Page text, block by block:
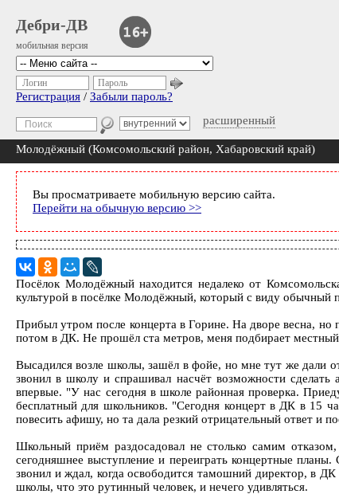
Дебри-ДВ
мобильная версия
расширенный
Логин Пароль
Регистрация / Забыли пароль?
Молодёжный (Комсомольский район, Хабаровский край)
Вы просматриваете мобильную версию сайта.
Перейти на обычную версию >>
Посёлок Молодёжный находится недалеко от
культурой в посёлке Молодёжный, который с виду
Прибыл утром после концерта в Горине. На дворе весна, но
потом в ДК. Не прошёл ста метров, меня подбирает местный
Высадился возле школы, зашёл в фойе, но мне тут же дали
звонил в школу и спрашивал насчёт возможности
впервые. "У нас сегодня в школе районная проверка.
бесплатный для школьников. "Сегодня концерт в ДК в 15
повесить афишу, но та дала резкий отрицательный ответ и
Школьный приём раздосадовал не столько самим
сегодняшнее выступление и переиграть концертные
звонил и ждал, когда освободится тамошний директор, в
школы, что это рутинный человек, и нечего удивляться.